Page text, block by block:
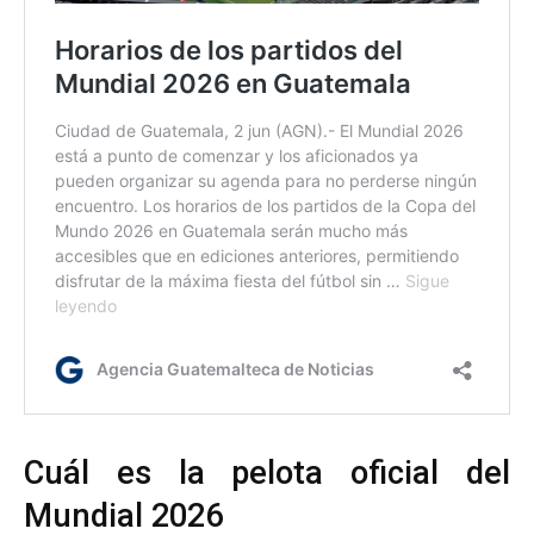
Cuál es la pelota oficial del
Mundial 2026